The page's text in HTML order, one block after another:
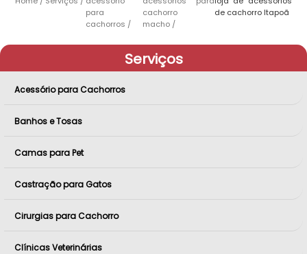
para
cachorros
cachorro
macho
de cachorro Itapoã
Serviços
Acessório para Cachorros
Banhos e Tosas
Camas para Pet
Castração para Gatos
Cirurgias para Cachorro
Clínicas Veterinárias